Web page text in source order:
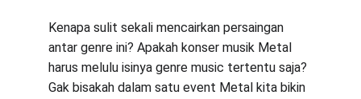
Kenapa sulit sekali mencairkan persaingan
antar genre ini? Apakah konser musik Metal
harus melulu isinya genre music tertentu saja?
Gak bisakah dalam satu event Metal kita bikin